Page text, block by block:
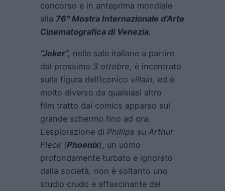
concorso e in anteprima mondiale
alla 76° Mostra Internazionale d’Arte
Cinematografica di Venezia.
“Joker”, nelle sale italiane a partire
dal prossimo 3 ottobre, è incentrato
sulla figura dell’iconico villain, ed è
molto diverso da qualsiasi altro
film tratto dai comics apparso sul
grande schermo fino ad ora.
L’esplorazione di Phillips su Arthur
Fleck (Phoenix), un uomo
profondamente turbato e ignorato
dalla società, non è soltanto uno
studio crudo e affascinante del